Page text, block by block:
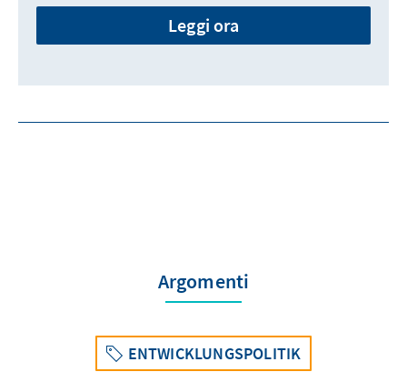
Leggi ora
Argomenti
ENTWICKLUNGSPOLITIK